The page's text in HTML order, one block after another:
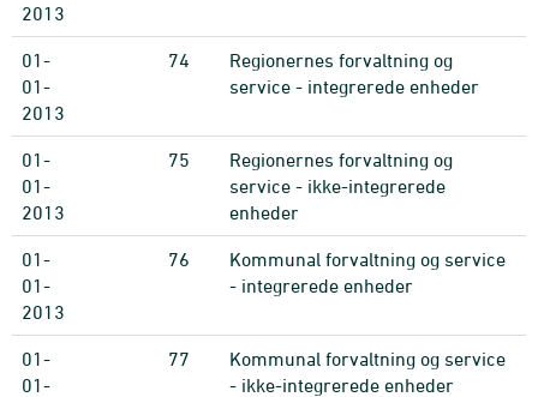
2013
01-
01-
2013
74
Regionernes forvaltning og
service - integrerede enheder
01-
01-
2013
75
Regionernes forvaltning og
service - ikke-integrerede
enheder
01-
01-
2013
76
Kommunal forvaltning og service
- integrerede enheder
01-
01-
77
Kommunal forvaltning og service
- ikke-integrerede enheder